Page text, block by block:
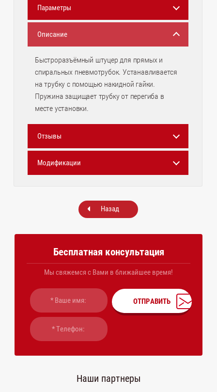
Параметры
Описание
Быстроразъёмный штуцер для прямых и
спиральных пневмотрубок. Устанавливается
на трубку с помощью накидной гайки.
Пружина защищает трубку от перегиба в
месте установки.
Отзывы
Модификации
Назад
Бесплатная консультация
Мы свяжемся с Вами в ближайшее время!
ОТПРАВИТЬ
Наши партнеры